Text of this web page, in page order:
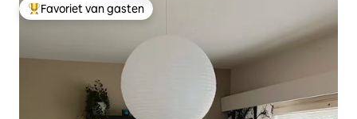
Topfavoriet van gasten
Favoriet van gasten